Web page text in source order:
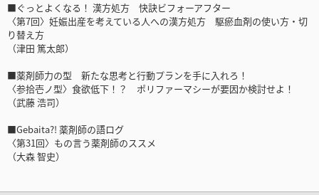
■ぐっとよくなる！ 漢方処方 快訣ビフォーアフター
〈第7回〉妊娠出産を考えている人への漢方処方 駆瘀血剤の使い方・切
り替え方
（津田 篤太郎）
■薬剤師力の型 新たな思考と行動プランを手に入れろ！
〈参拾壱ノ型〉食欲低下！？ ポリファーマシーが要因か検討せよ！
（武藤 浩司）
■Gebaita?! 薬剤師の語ログ
〈第31回〉もの言う薬剤師のススメ
（大森 智史）